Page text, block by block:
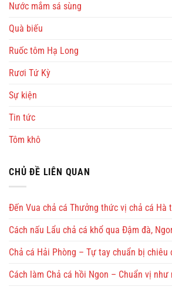
Nước mắm sá sùng
Quà biếu
Ruốc tôm Hạ Long
Rươi Tứ Kỳ
Sự kiện
Tin tức
Tôm khô
CHỦ ĐỀ LIÊN QUAN
Đến Vua chả cá Thưởng thức vị chả cá Hà
Cách nấu Lẩu chả cá khổ qua Đậm đà,
Chả cá Hải Phòng – Tự tay chuẩn bị chiêu
Cách làm Chả cá hồi Ngon – Chuẩn vị như